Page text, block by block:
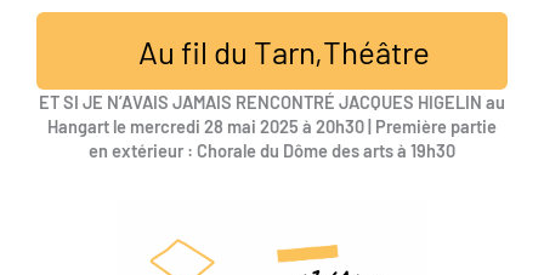
Au fil du Tarn,Théâtre
ET SI JE N’AVAIS JAMAIS RENCONTRÉ JACQUES HIGELIN au
Hangart le mercredi 28 mai 2025 à 20h30 | Première partie
en extérieur : Chorale du Dôme des arts à 19h30